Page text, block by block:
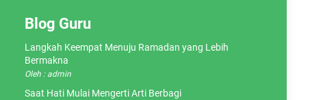
Blog Guru
Langkah Keempat Menuju Ramadan yang Lebih
Bermakna
Oleh : admin
Saat Hati Mulai Mengerti Arti Berbagi